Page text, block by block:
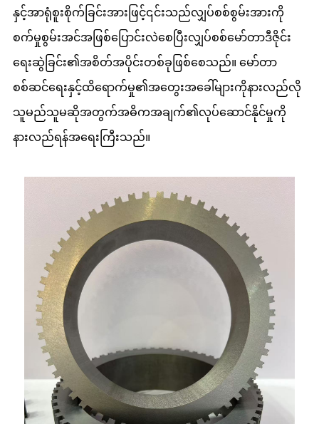
နှင့်အာရုံစူးစိုက်ခြင်းအားဖြင့်၎င်းသည်လျှပ်စစ်စွမ်းအားကို
စက်မှုစွမ်းအင်အဖြစ်ပြောင်းလဲစေပြီးလျှပ်စစ်မော်တာဒီဇိုင်း
ရေးဆွဲခြင်း၏အစိတ်အပိုင်းတစ်ခုဖြစ်စေသည်။ မော်တာ
စစ်ဆင်ရေးနှင့်ထိရောက်မှု၏အတွေးအခေါ်များကိုနားလည်လို
သူမည်သူမဆိုအတွက်အဓိကအချက်၏လုပ်ဆောင်နိုင်မှုကို
နားလည်ရန်အရေးကြီးသည်။